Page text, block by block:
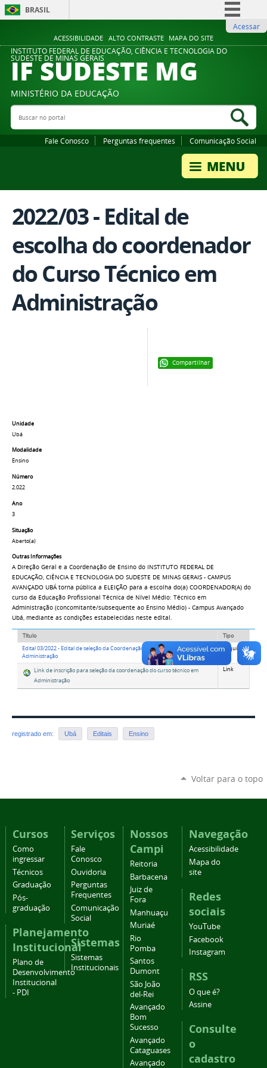
ACESSIBILIDADE ALTO CONTRASTE MAPA DO SITE
BRASIL
Comunica BR
Participe
Legislação
Acessar
INSTITUTO FEDERAL DE EDUCAÇÃO, CIÊNCIA E TECNOLOGIA DO
SUDESTE DE MINAS GERAIS
IF SUDESTE MG
MINISTÉRIO DA EDUCAÇÃO
Buscar no portal
Fale Conosco Perguntas frequentes Comunicação Social
2022/03 - Edital de
escolha do coordenador
do Curso Técnico em
Administração
Compartilhar
Unidade
Ubá
Modalidade
Ensino
Número
2.022
Ano
3
Situação
Aberto(a)
Outras Informações
A Direção Geral e a Coordenação de Ensino do INSTITUTO FEDERAL DE
EDUCAÇÃO, CIÊNCIA E TECNOLOGIA DO SUDESTE DE MINAS GERAIS - CAMPUS
AVANÇADO UBÁ torna pública a ELEIÇÃO para a escolha do(a) COORDENADOR(A) do
curso da Educação Profissional Técnica de Nível Médio: Técnico em
Administração (concomitante/subsequente ao Ensino Médio) - Campus Avançado
Ubá, mediante as condições estabelecidas neste edital.
Título
Tipo
Edital 03/2022 - Edital de seleção da Coordenação do Curso Técnico em
Administração
Arquivo
Link de inscrição para seleção da coordenação do curso técnico em
Administração
Link
registrado em: Ubá Editais Ensino
Voltar para o topo
Cursos
Como
ingressar
Técnicos
Graduação
Pós-
graduação
Planejamento
Institucional
Plano de
Desenvolvimento
Institucional
- PDI
Serviços
Fale
Conosco
Ouvidoria
Perguntas
Frequentes
Comunicação
Social
Sistemas
Sistemas
Institucionais
Nossos
Campi
Reitoria
Barbacena
Juiz de
Fora
Manhuaçu
Muriaé
Rio
Pomba
Santos
Dumont
São João
del-Rei
Avançado
Bom
Sucesso
Avançado
Cataguases
Avançado
Navegação
Acessibilidade
Mapa do
site
Redes
sociais
YouTube
Facebook
Instagram
RSS
O que é?
Assine
Consulte
o
cadastro